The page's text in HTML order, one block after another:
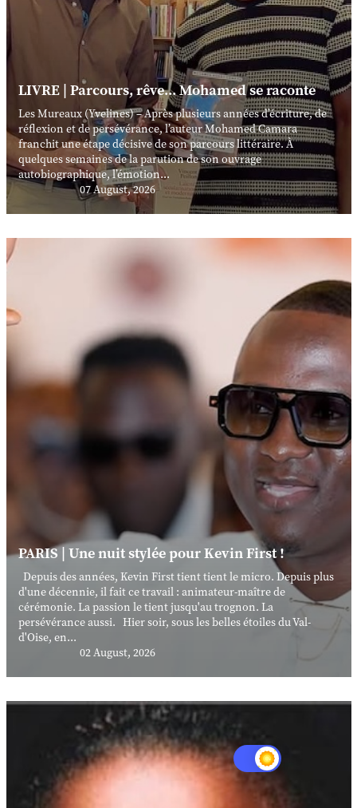
LIVRE | Parcours, rêve... Mohamed se raconte
Les Mureaux (Yvelines) – Après plusieurs années d’écriture, de
réflexion et de persévérance, l’auteur Mohamed Camara
franchit une étape décisive de son parcours littéraire. À
quelques semaines de la parution de son ouvrage
autobiographique, l’émotion...
07 August, 2026
PARIS | Une nuit stylée pour Kevin First !
Depuis des années, Kevin First tient tient le micro. Depuis plus
d'une décennie, il fait ce travail : animateur-maître de
cérémonie. La passion le tient jusqu'au trognon. La
persévérance aussi. Hier soir, sous les belles étoiles du Val-
d'Oise, en...
02 August, 2026